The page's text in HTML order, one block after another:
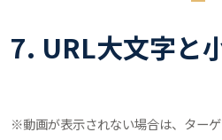
7. URL大文字と
※動画が表示されない場合は、ター